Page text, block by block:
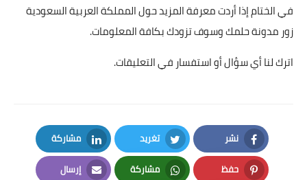
في الختام إذا أردت معرفة المزيد حول المملكة العربية السعودية
زور مدونةحلمكوسوف تزودك بكافة المعلومات.
اترك لنا أي سؤال أو استفسار في التعليقات.
نشر
Facebook
تغريد
Twitter
مشاركة
LinkedIn
حفظ مشاركة إرسال